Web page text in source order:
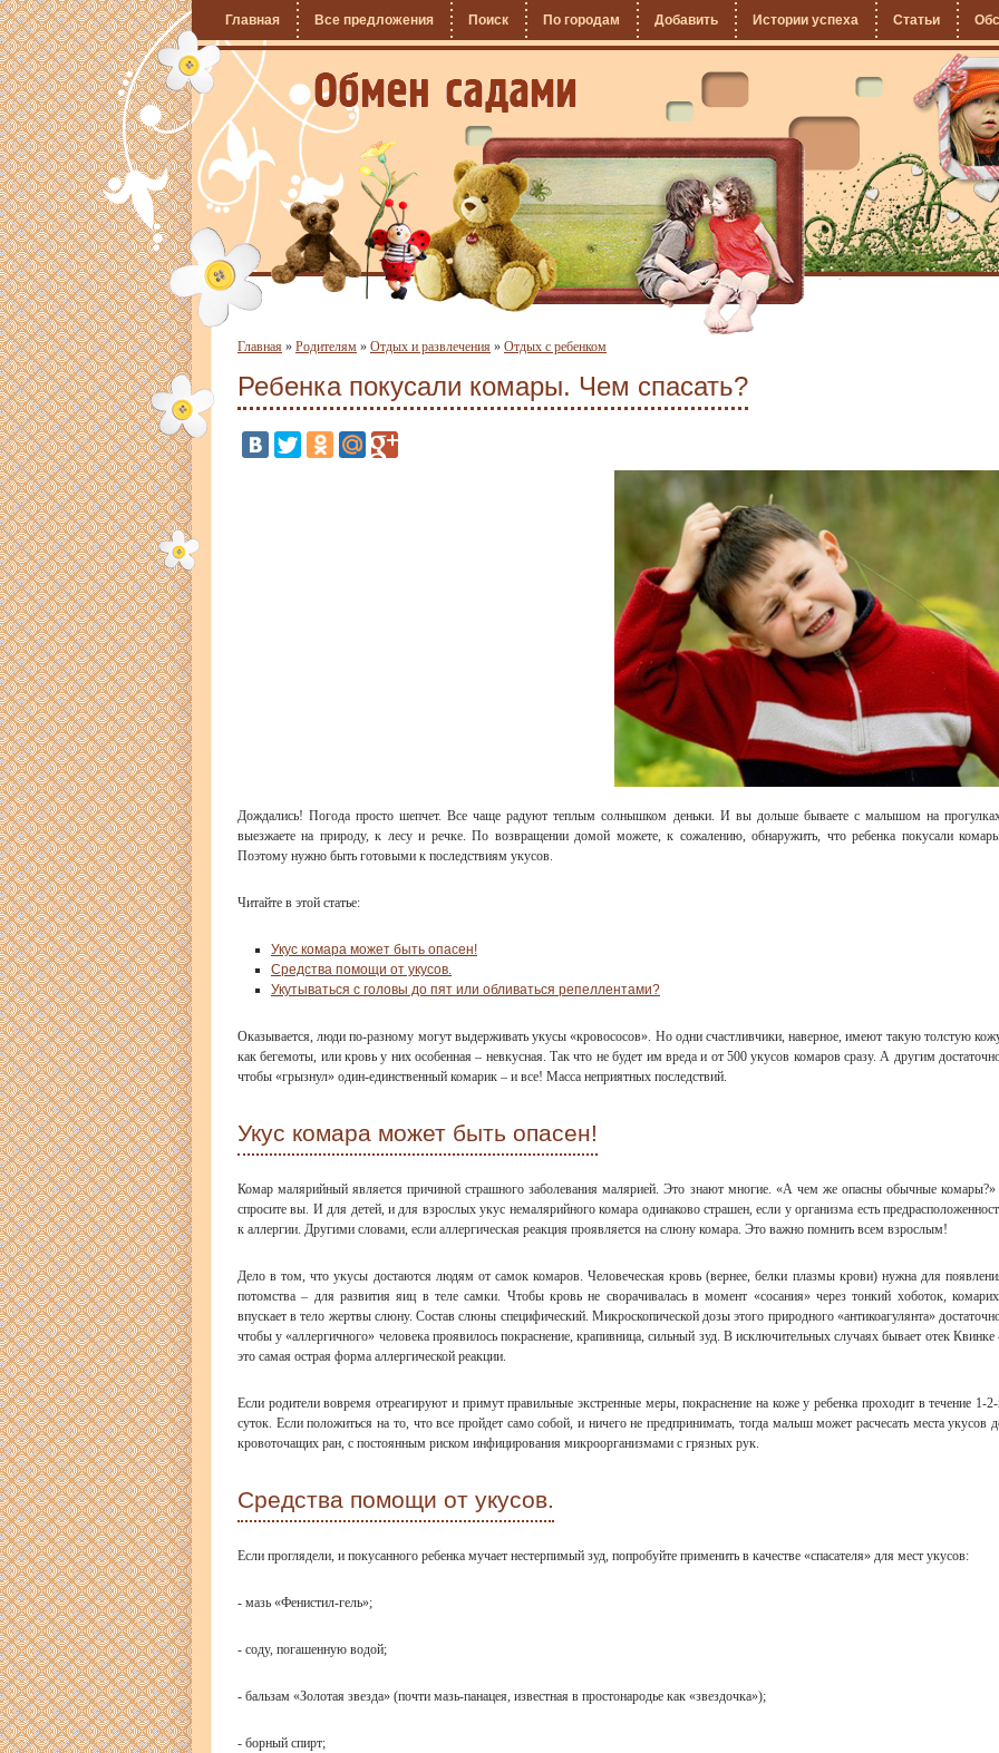
Главная Все предложения Поиск По городам Добавить Истории успеха Статьи
Главная » Родителям » Отдых и развлечения » Отдых с ребенком
Ребенка покусали комары. Чем спасать?
Дождались! Погода просто шепчет. Все чаще радуют теплым солнышком деньки. И вы дольше бываете с малышом на
выезжаете на природу, к лесу и речке. По возвращении домой можете, к сожалению, обнаружить, что ребенка покусали
Поэтому нужно быть готовыми к последствиям укусов.
Читайте в этой статье:
Укус комара может быть опасен!
Средства помощи от укусов.
Укутываться с головы до пят или обливаться репеллентами?
Оказывается, люди по-разному могут выдерживать укусы «кровососов». Но одни счастливчики, наверное, имеют такую толстую
как бегемоты, или кровь у них особенная – невкусная. Так что не будет им вреда и от 500 укусов комаров сразу. А другим
чтобы «грызнул» один-единственный комарик – и все! Масса неприятных последствий.
Укус комара может быть опасен!
Комар малярийный является причиной страшного заболевания малярией. Это знают многие. «А чем же опасны обычные
спросите вы. И для детей, и для взрослых укус немалярийного комара одинаково страшен, если у организма есть
к аллергии. Другими словами, если аллергическая реакция проявляется на слюну комара. Это важно помнить всем взрослым!
Дело в том, что укусы достаются людям от самок комаров. Человеческая кровь (вернее, белки плазмы крови) нужна для
потомства – для развития яиц в теле самки. Чтобы кровь не сворачивалась в момент «сосания» через тонкий хоботок,
впускает в тело жертвы слюну. Состав слюны специфический. Микроскопической дозы этого природного «антикоагулянта»
чтобы у «аллергичного» человека проявилось покраснение, крапивница, сильный зуд. В исключительных случаях бывает отек Квинке
это самая острая форма аллергической реакции.
Если родители вовремя отреагируют и примут правильные экстренные меры, покраснение на коже у ребенка проходит в течение 1-
суток. Если положиться на то, что все пройдет само собой, и ничего не предпринимать, тогда малыш может расчесать места укусов
кровоточащих ран, с постоянным риском инфицирования микроорганизмами с грязных рук.
Средства помощи от укусов.
Если проглядели, и покусанного ребенка мучает нестерпимый зуд, попробуйте применить в качестве «спасателя» для мест укусов:
- мазь «Фенистил-гель»;
- соду, погашенную водой;
- бальзам «Золотая звезда» (почти мазь-панацея, известная в простонародье как «звездочка»);
- борный спирт;